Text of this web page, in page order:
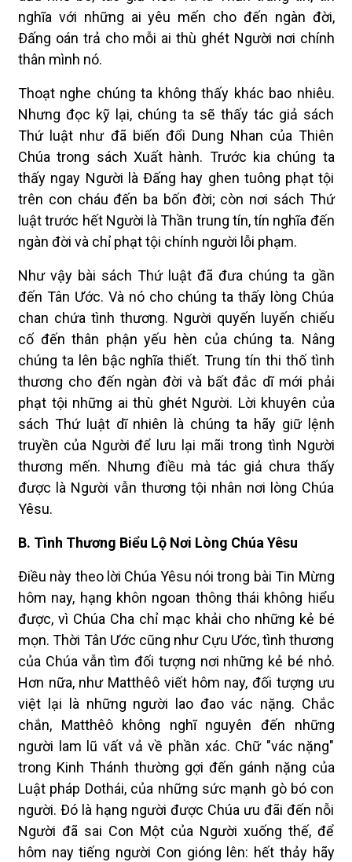
nghĩa với những ai yêu mến cho đến ngàn đời,
Ðấng oán trả cho mỗi ai thù ghét Người nơi chính
thân mình nó.
Thoạt nghe chúng ta không thấy khác bao nhiêu.
Nhưng đọc kỹ lại, chúng ta sẽ thấy tác giả sách
Thứ luật như đã biến đổi Dung Nhan của Thiên
Chúa trong sách Xuất hành. Trước kia chúng ta
thấy ngay Người là Ðấng hay ghen tuông phạt tội
trên con cháu đến ba bốn đời; còn nơi sách Thứ
luật trước hết Người là Thần trung tín, tín nghĩa đến
ngàn đời và chỉ phạt tội chính người lỗi phạm.
Như vậy bài sách Thứ luật đã đưa chúng ta gần
đến Tân Ước. Và nó cho chúng ta thấy lòng Chúa
chan chứa tình thương. Người quyến luyến chiếu
cố đến thân phận yếu hèn của chúng ta. Nâng
chúng ta lên bậc nghĩa thiết. Trung tín thi thố tình
thương cho đến ngàn đời và bất đắc dĩ mới phải
phạt tội những ai thù ghét Người. Lời khuyên của
sách Thứ luật dĩ nhiên là chúng ta hãy giữ lệnh
truyền của Người để lưu lại mãi trong tình Người
thương mến. Nhưng điều mà tác giả chưa thấy
được là Người vẫn thương tội nhân nơi lòng Chúa
Yêsu.
B. Tình Thương Biểu Lộ Nơi Lòng Chúa Yêsu
Ðiều này theo lời Chúa Yêsu nói trong bài Tin Mừng
hôm nay, hạng khôn ngoan thông thái không hiểu
được, vì Chúa Cha chỉ mạc khải cho những kẻ bé
mọn. Thời Tân Ước cũng như Cựu Ước, tình thương
của Chúa vẫn tìm đối tượng nơi những kẻ bé nhỏ.
Hơn nữa, như Matthêô viết hôm nay, đối tượng ưu
việt lại là những người lao đao vác nặng. Chắc
chắn, Matthêô không nghĩ nguyên đến những
người lam lũ vất vả về phần xác. Chữ "vác nặng"
trong Kinh Thánh thường gợi đến gánh nặng của
Luật pháp Dothái, của những sức mạnh gò bó con
người. Ðó là hạng người được Chúa ưu đãi đến nỗi
Người đã sai Con Một của Người xuống thế, để
hôm nay tiếng người Con gióng lên: hết thảy hãy